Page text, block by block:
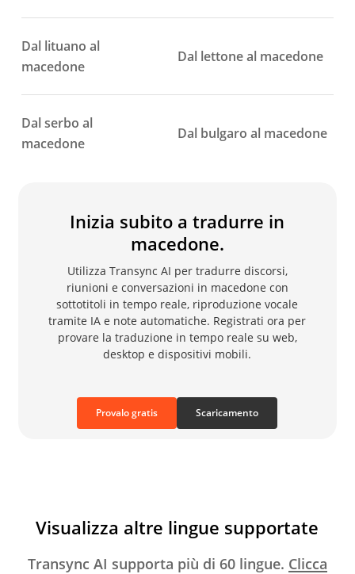
Dal lituano al
macedone
Dal lettone al macedone
Dal serbo al
macedone
Dal bulgaro al macedone
Inizia subito a tradurre in
macedone.
Utilizza Transync AI per tradurre discorsi,
riunioni e conversazioni in macedone con
sottotitoli in tempo reale, riproduzione vocale
tramite IA e note automatiche. Registrati ora per
provare la traduzione in tempo reale su web,
desktop e dispositivi mobili.
Provalo gratis Scaricamento
Visualizza altre lingue supportate
Transync AI supporta più di 60 lingue. Clicca